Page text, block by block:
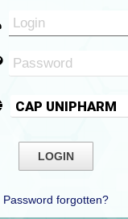
CAP UNIPHARM
Password forgotten?